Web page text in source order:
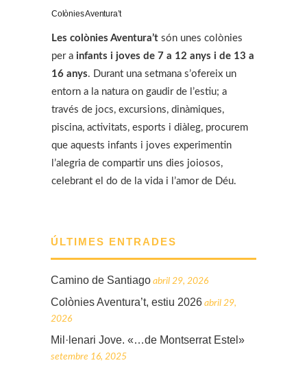
Colònies Aventura’t
Les colònies Aventura’t són unes colònies
per a infants i joves de 7 a 12 anys i de 13 a
16 anys. Durant una setmana s’ofereix un
entorn a la natura on gaudir de l’estiu; a
través de jocs, excursions, dinàmiques,
piscina, activitats, esports i diàleg, procurem
que aquests infants i joves experimentin
l’alegria de compartir uns dies joiosos,
celebrant el do de la vida i l’amor de Déu.
ÚLTIMES ENTRADES
Camino de Santiago abril 29, 2026
Colònies Aventura’t, estiu 2026 abril 29,
2026
Mil·lenari Jove. «…de Montserrat Estel»
setembre 16, 2025